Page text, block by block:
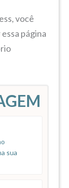
você
página
sua